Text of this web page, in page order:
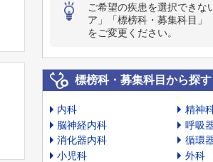
ご希望の疾患を選択できな
ア」「標榜科・募集科目」
をご変更ください。
標榜科・募集科目から探す
内科
精神
脳神経内科
呼吸
消化器内科
循環
小児科
外科